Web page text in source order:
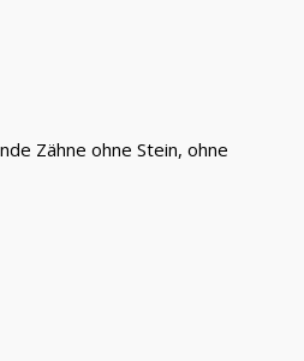
Zähne ohne Stein, ohne